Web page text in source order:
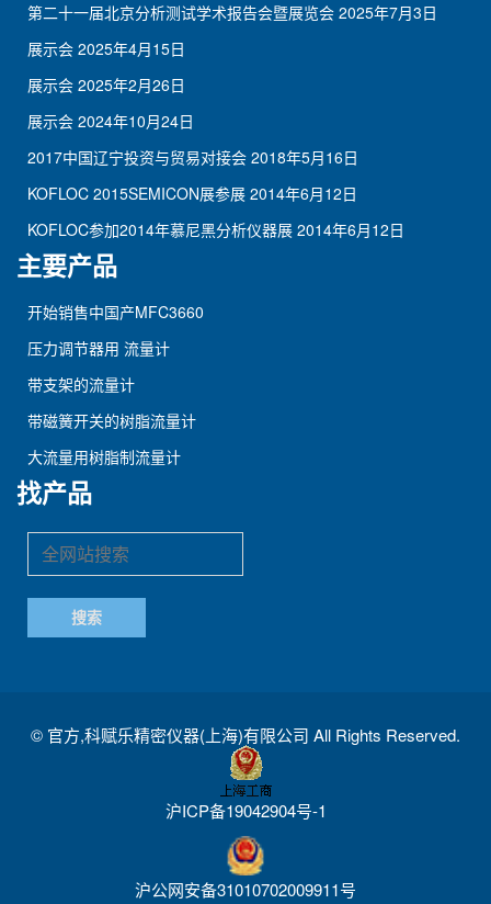
第二十一届北京分析测试学术报告会暨展览会 2025年7月3日
展示会 2025年4月15日
展示会 2025年2月26日
展示会 2024年10月24日
2017中国辽宁投资与贸易对接会 2018年5月16日
KOFLOC 2015SEMICON展参展 2014年6月12日
KOFLOC参加2014年慕尼黑分析仪器展 2014年6月12日
主要产品
开始销售中国产MFC3660
压力调节器用 流量计
带支架的流量计
带磁簧开关的树脂流量计
大流量用树脂制流量计
找产品
© 官方,科赋乐精密仪器(上海)有限公司 All Rights Reserved.
沪ICP备19042904号-1
沪公网安备31010702009911号